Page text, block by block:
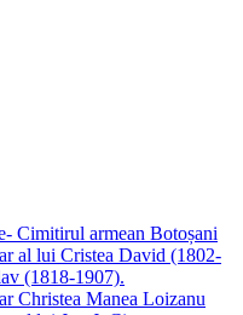
Cimitirul armean Botoșani
al lui Cristea David (1802-
(1818-1907).
Christea Manea Loizanu